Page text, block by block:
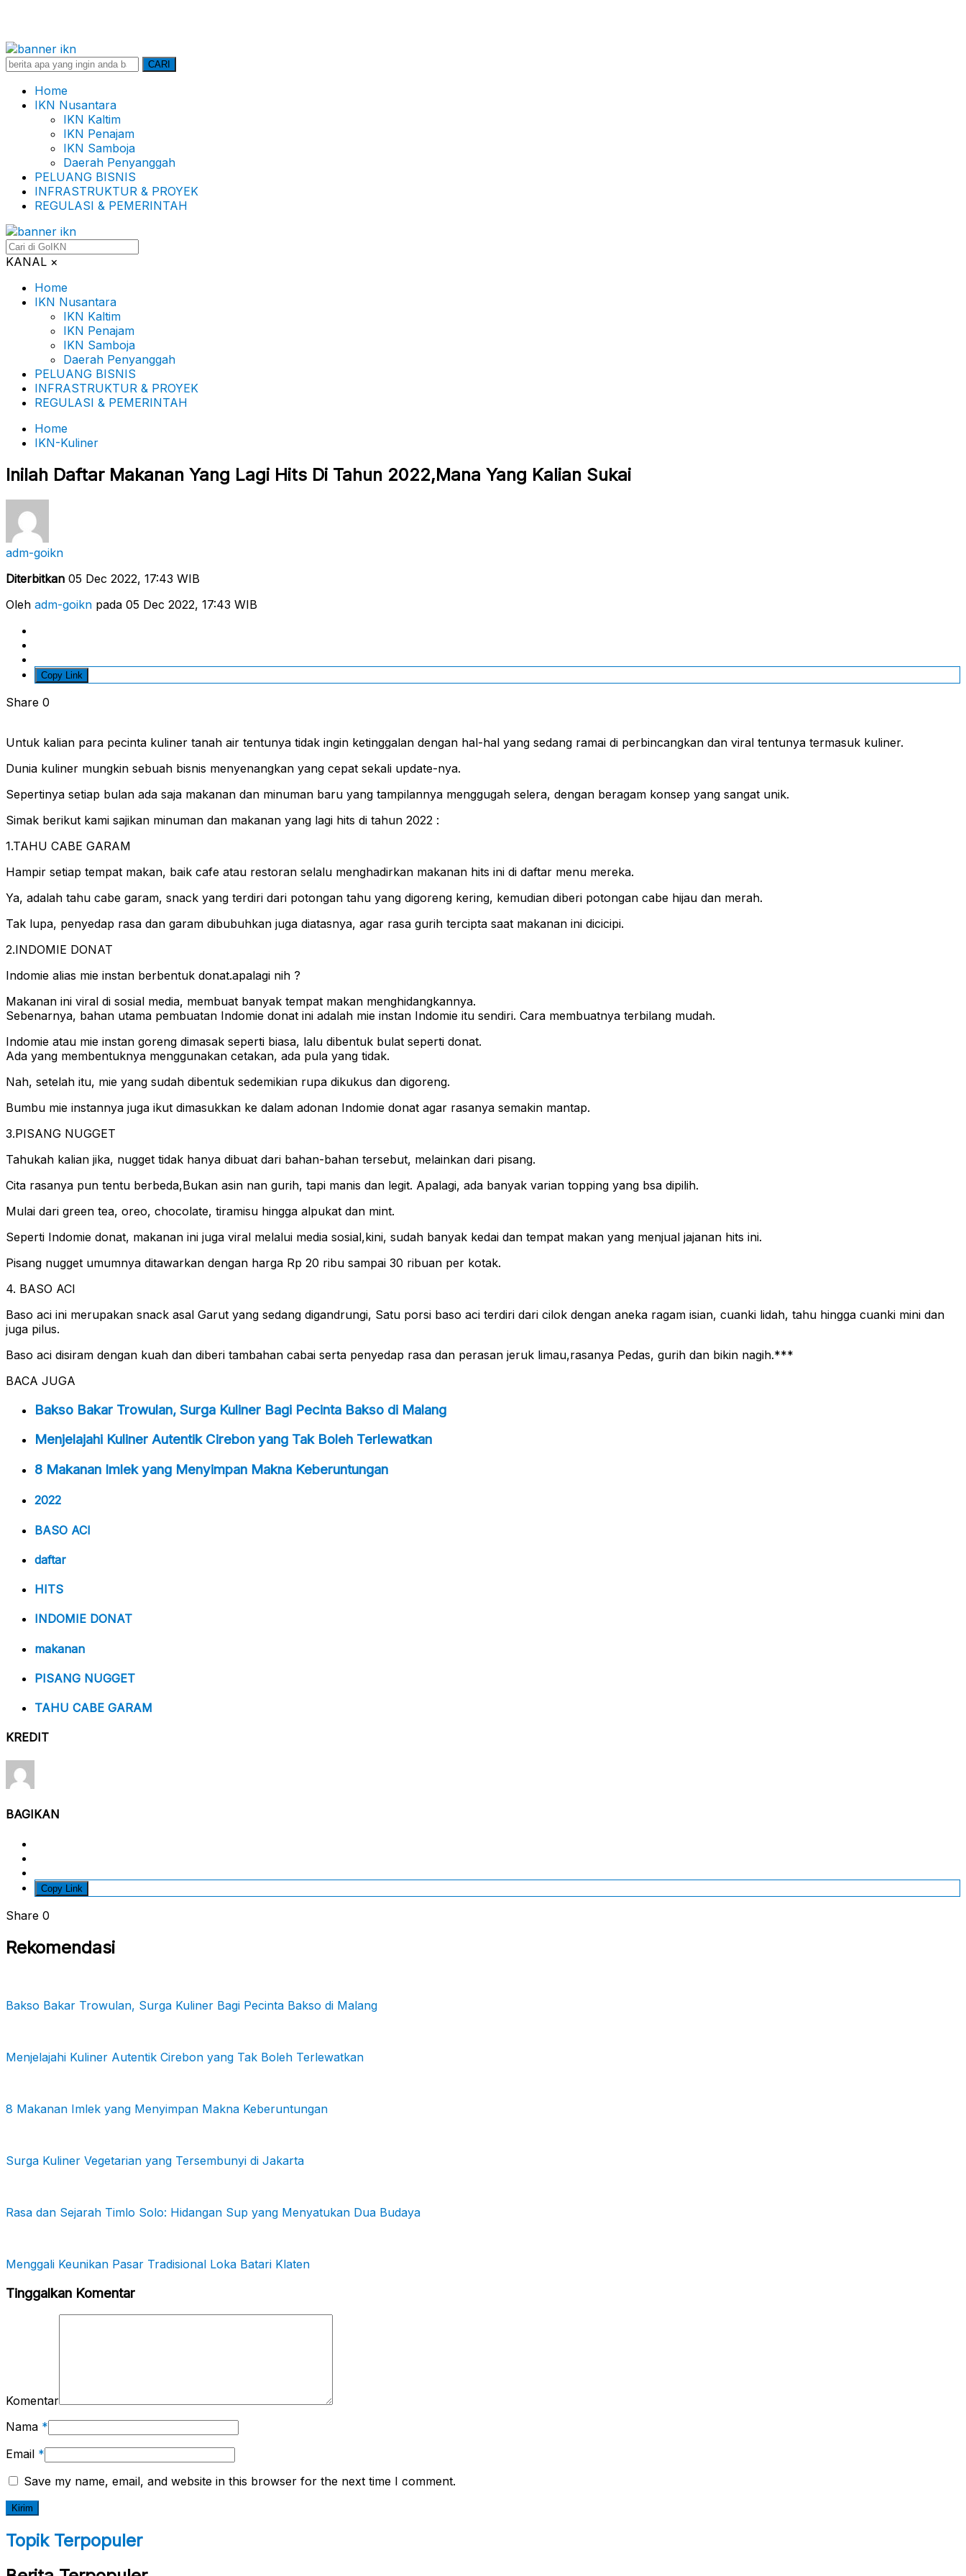
Search
CARI
Home
IKN Nusantara
IKN Kaltim
IKN Penajam
IKN Samboja
Daerah Penyanggah
PELUANG BISNIS
INFRASTRUKTUR & PROYEK
REGULASI & PEMERINTAH
KANAL ×
Home
IKN Nusantara
IKN Kaltim
IKN Penajam
IKN Samboja
Daerah Penyanggah
PELUANG BISNIS
INFRASTRUKTUR & PROYEK
REGULASI & PEMERINTAH
Home
IKN-Kuliner
Inilah Daftar Makanan Yang Lagi Hits Di Tahun 2022,Mana Yang Kalian Sukai
adm-goikn
Diterbitkan 05 Dec 2022, 17:43 WIB
Oleh adm-goikn pada 05 Dec 2022, 17:43 WIB
Copy Link
Share 0
Untuk kalian para pecinta kuliner tanah air tentunya tidak ingin ketinggalan dengan hal-hal yang sedang ramai di perbincangkan dan viral tentunya termasuk kuliner.
Dunia kuliner mungkin sebuah bisnis menyenangkan yang cepat sekali update-nya.
Sepertinya setiap bulan ada saja makanan dan minuman baru yang tampilannya menggugah selera, dengan beragam konsep yang sangat unik.
Simak berikut kami sajikan minuman dan makanan yang lagi hits di tahun 2022 :
1.TAHU CABE GARAM
Hampir setiap tempat makan, baik cafe atau restoran selalu menghadirkan makanan hits ini di daftar menu mereka.
Ya, adalah tahu cabe garam, snack yang terdiri dari potongan tahu yang digoreng kering, kemudian diberi potongan cabe hijau dan merah.
Tak lupa, penyedap rasa dan garam dibubuhkan juga diatasnya, agar rasa gurih tercipta saat makanan ini dicicipi.
2.INDOMIE DONAT
Indomie alias mie instan berbentuk donat.apalagi nih ?
Makanan ini viral di sosial media, membuat banyak tempat makan menghidangkannya.
Sebenarnya, bahan utama pembuatan Indomie donat ini adalah mie instan Indomie itu sendiri. Cara membuatnya terbilang mudah.
Indomie atau mie instan goreng dimasak seperti biasa, lalu dibentuk bulat seperti donat.
Ada yang membentuknya menggunakan cetakan, ada pula yang tidak.
Nah, setelah itu, mie yang sudah dibentuk sedemikian rupa dikukus dan digoreng.
Bumbu mie instannya juga ikut dimasukkan ke dalam adonan Indomie donat agar rasanya semakin mantap.
3.PISANG NUGGET
Tahukah kalian jika, nugget tidak hanya dibuat dari bahan-bahan tersebut, melainkan dari pisang.
Cita rasanya pun tentu berbeda,Bukan asin nan gurih, tapi manis dan legit. Apalagi, ada banyak varian topping yang bsa dipilih.
Mulai dari green tea, oreo, chocolate, tiramisu hingga alpukat dan mint.
Seperti Indomie donat, makanan ini juga viral melalui media sosial,kini, sudah banyak kedai dan tempat makan yang menjual jajanan hits ini.
Pisang nugget umumnya ditawarkan dengan harga Rp 20 ribu sampai 30 ribuan per kotak.
4. BASO ACI
Baso aci ini merupakan snack asal Garut yang sedang digandrungi, Satu porsi baso aci terdiri dari cilok dengan aneka ragam isian, cuanki lidah, tahu hingga cuanki mini dan
juga pilus.
Baso aci disiram dengan kuah dan diberi tambahan cabai serta penyedap rasa dan perasan jeruk limau,rasanya Pedas, gurih dan bikin nagih.***
BACA JUGA
Bakso Bakar Trowulan, Surga Kuliner Bagi Pecinta Bakso di Malang
Menjelajahi Kuliner Autentik Cirebon yang Tak Boleh Terlewatkan
8 Makanan Imlek yang Menyimpan Makna Keberuntungan
2022
BASO ACI
daftar
HITS
INDOMIE DONAT
makanan
PISANG NUGGET
TAHU CABE GARAM
KREDIT
BAGIKAN
Copy Link
Share 0
Rekomendasi
Bakso Bakar Trowulan, Surga Kuliner Bagi Pecinta Bakso di Malang
Menjelajahi Kuliner Autentik Cirebon yang Tak Boleh Terlewatkan
8 Makanan Imlek yang Menyimpan Makna Keberuntungan
Surga Kuliner Vegetarian yang Tersembunyi di Jakarta
Rasa dan Sejarah Timlo Solo: Hidangan Sup yang Menyatukan Dua Budaya
Menggali Keunikan Pasar Tradisional Loka Batari Klaten
Tinggalkan Komentar
Komentar
Nama *
Email *
Save my name, email, and website in this browser for the next time I comment.
Topik Terpopuler